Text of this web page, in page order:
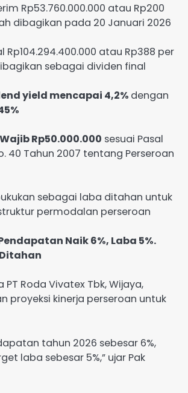
Rp53.760.000.000 atau Rp200
dibagikan pada 20 Januari 2026
Rp104.294.400.000 atau Rp388 per
sebagai dividen final
yield mencapai 4,2% dengan
Rp50.000.000 sesuai Pasal
40 Tahun 2007 tentang Perseroan
sebagai laba ditahan untuk
permodalan perseroan
Naik 6%, Laba 5%.
PT Roda Vivatex Tbk, Wijaya,
proyeksi kinerja perseroan untuk
tahun 2026 sebesar 6%,
laba sebesar 5%,” ujar Pak